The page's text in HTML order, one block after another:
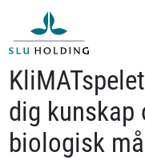
dig kunskap
biologisk